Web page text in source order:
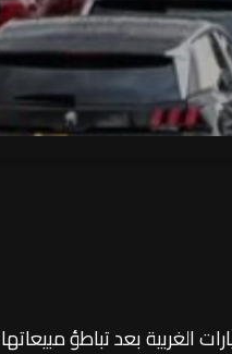
الغربية بعد تباطؤ